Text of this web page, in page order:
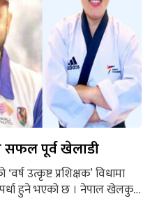
सफल पूर्व खेलाडी
उत्कृष्ट प्रशिक्षक’ विधामा
हुने भएको छ । नेपाल खेलकुद